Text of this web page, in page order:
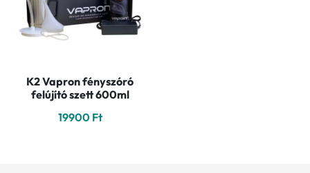
K2 Vapron fényszóró
felújító szett 600ml
19900 Ft